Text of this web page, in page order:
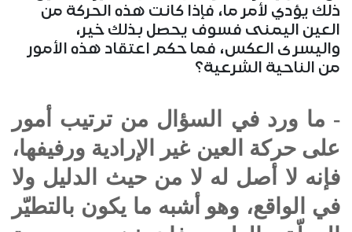
ذلك يؤدي لأمر ما، فإذا كانت هذه الحركة من
العين اليمنى فسوف يحصل بذلك خير،
واليسرى العكس، فما حكم اعتقاد هذه الأمور
من الناحية الشرعية؟
- ما ورد في السؤال من ترتيب أمور
على حركة العين غير الإرادية ورفيفها،
فإنه لا أصل له لا من حيث الدليل ولا
في الواقع، وهو أشبه ما يكون بالتطيّر